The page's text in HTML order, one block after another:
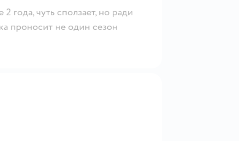
года, чуть сползает, но ради
проносит не один сезон